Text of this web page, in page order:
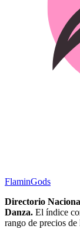
FlaminGods
Directorio
Danza. El índice
rango de precios de